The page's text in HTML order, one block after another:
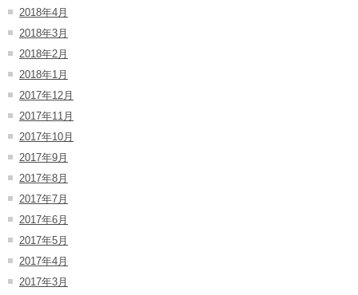
2018年4月
2018年3月
2018年2月
2018年1月
2017年12月
2017年11月
2017年10月
2017年9月
2017年8月
2017年7月
2017年6月
2017年5月
2017年4月
2017年3月